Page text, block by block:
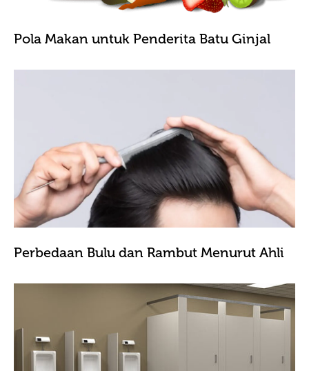
Pola Makan untuk Penderita Batu Ginjal
Perbedaan Bulu dan Rambut Menurut Ahli